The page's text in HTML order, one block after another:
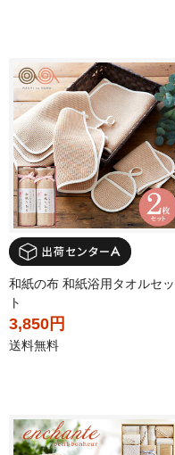
和紙の布 和紙浴用タオルセッ
ト
3,850円
送料無料